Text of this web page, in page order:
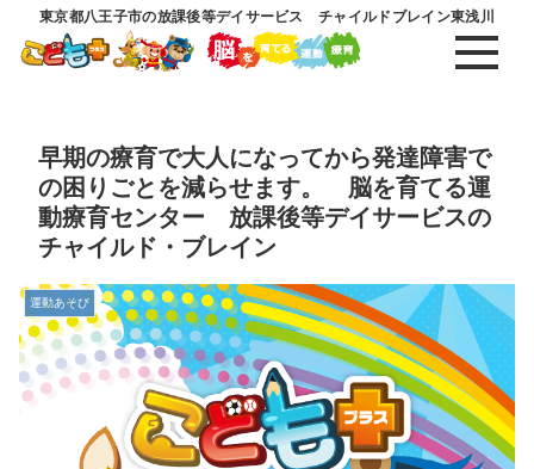
東京都八王子市の放課後等デイサービス チャイルドブレイン東浅川
早期の療育で大人になってから発達障害で
の困りごとを減らせます。 脳を育てる運
動療育センター 放課後等デイサービスの
チャイルド・ブレイン
運動あそび